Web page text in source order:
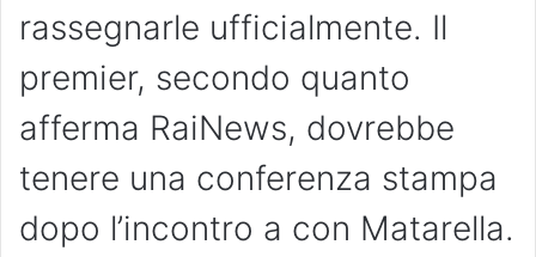
rassegnarle ufficialmente. Il
premier, secondo quanto
afferma RaiNews, dovrebbe
tenere una conferenza stampa
dopo l’incontro a con Matarella.